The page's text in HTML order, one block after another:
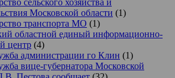
сельского хозяйства и
Московской области (1)
транспорта МО (1)
областной единый информационно-
центр (4)
администрации го Клин (1)
вице-губернатора Московской